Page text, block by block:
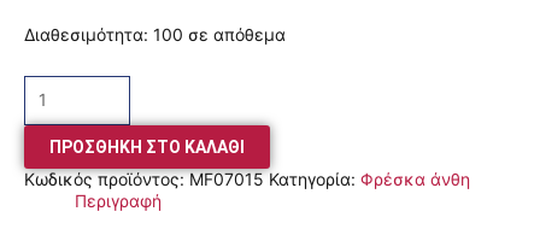
Διαθεσιμότητα: 100 σε απόθεμα
ΠΡΟΣΘΉΚΗ ΣΤΟ ΚΑΛΆΘΙ
Κωδικός προϊόντος:MF07015 Κατηγορία: Φρέσκα άνθη
Περιγραφή